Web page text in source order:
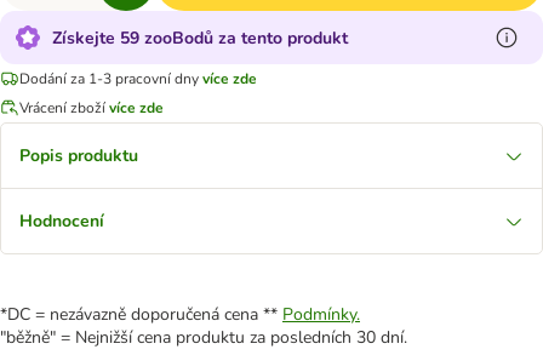
Získejte 59 zooBodů za tento produkt
Dodání za 1-3 pracovní dnyvíce zde
Vrácení zbožívíce zde
Popis produktu
Hodnocení
*DC = nezávazně doporučená cena ** Podmínky.
"běžně" = Nejnižší cena produktu za posledních 30 dní.